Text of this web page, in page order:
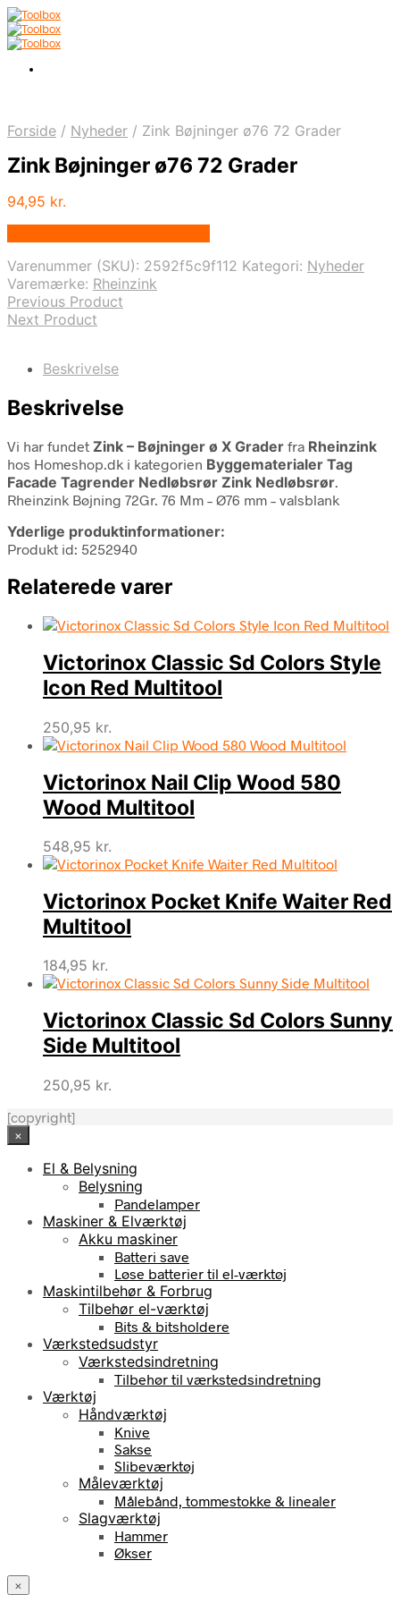
Forside / Nyheder / Zink Bøjninger ø76 72 Grader
Zink Bøjninger ø76 72 Grader
94,95 kr.
Varenummer (SKU): 2592f5c9f112 Kategori: Nyheder
Varemærke: Rheinzink
Previous Product
Next Product
Beskrivelse
Beskrivelse
Vi har fundet Zink – Bøjninger ø X Grader fra Rheinzink
hos Homeshop.dk i kategorien Byggematerialer Tag
Facade Tagrender Nedløbsrør Zink Nedløbsrør.
Rheinzink Bøjning 72Gr. 76 Mm – Ø76 mm – valsblank
Yderlige produktinformationer:
Produkt id: 5252940
Relaterede varer
Victorinox Classic Sd Colors Style
Icon Red Multitool
250,95 kr.
Victorinox Nail Clip Wood 580
Wood Multitool
548,95 kr.
Victorinox Pocket Knife Waiter Red
Multitool
184,95 kr.
Victorinox Classic Sd Colors Sunny
Side Multitool
250,95 kr.
[copyright]
×
El & Belysning
Belysning
Pandelamper
Maskiner & Elværktøj
Akku maskiner
Batteri save
Løse batterier til el-værktøj
Maskintilbehør & Forbrug
Tilbehør el-værktøj
Bits & bitsholdere
Værkstedsudstyr
Værkstedsindretning
Tilbehør til værkstedsindretning
Værktøj
Håndværktøj
Knive
Sakse
Slibeværktøj
Måleværktøj
Målebånd, tommestokke & linealer
Slagværktøj
Hammer
Økser
×